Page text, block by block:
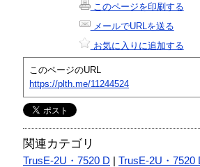
このページを印刷する
メールでURLを送る
お気に入りに追加する
このページのURL
https://plth.me/11244524
関連カテゴリ
TrusE-2U・7520 D
TrusE-2U・7520